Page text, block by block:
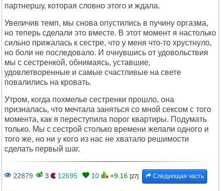
партнершу, которая словно этого и ждала.
Увеличив темп, мы снова опустились в пучину оргазма,
но теперь сделали это вместе. В этот момент я настолько
сильно прижалась к сестре, что у меня что-то хрустнуло,
но боли не последовало. И очнувшись от удовольствия
мы с сестренкой, обнимаясь, уставшие,
удовлетворенные и самые счастливые на свете
повалились на кровать.
Утром, когда похмелье сестренки прошло, она
призналась, что мечтала заняться со мной сексом с того
момента, как я переступила порог квартиры. Подумать
только. Мы с сестрой столько времени желали одного и
того же, но ни у кого из нас не хватало решимости
сделать первый шаг.
22879 3 12695 10 +9.16 [27] Следующая часть